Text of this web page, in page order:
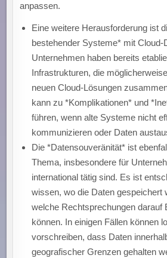
anpassen.
Eine weitere Herausforderung ist
bestehender Systeme* mit Cloud-
Unternehmen haben bereits
Infrastrukturen, die
neuen Cloud-Lösungen
kann zu *Komplikationen* und
führen, wenn alte Systeme nicht
kommunizieren oder Daten
Die *Datensouveränität* ist
Thema, insbesondere für
international tätig sind. Es ist
wissen, wo die Daten gespeichert
welche Rechtsprechungen darauf
können. In einigen Fällen können
vorschreiben, dass Daten
geografischer Grenzen gehalten